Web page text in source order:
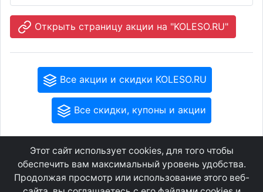
Открыть страницу акции на "KOLESO.RU"
Все акции и скидки KOLESO.RU
Все скидки, купоны и акции
GEOWAP.MOBI© 2007 - 2021
Этот сайт использует cookies, для того чтобы
обеспечить вам максимальный уровень удобства.
Продолжая просмотр или использование этого веб-